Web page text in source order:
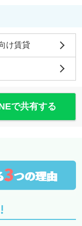
け賃貸
で共有する
3つの理由